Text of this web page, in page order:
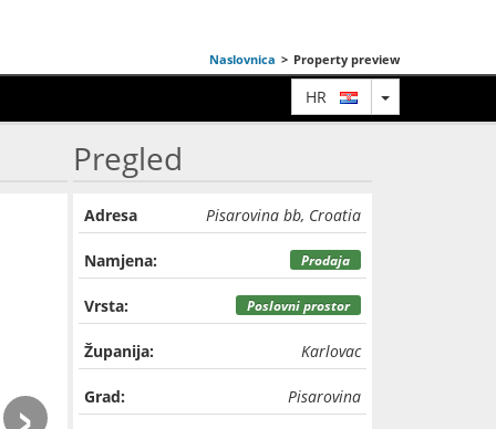
Naslovnica > Property preview
HR TOGGLE
Pregled
Adresa Pisarovina bb, Croatia
Namjena: Prodaja
Vrsta: Poslovni prostor
Županija: Karlovac
Grad: Pisarovina